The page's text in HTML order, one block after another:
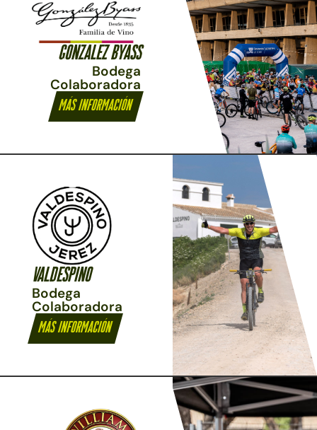
GONZALEZ BYASS
Bodega
Colaboradora
Más información
VALDESPINO
Bodega
Colaboradora
Más información